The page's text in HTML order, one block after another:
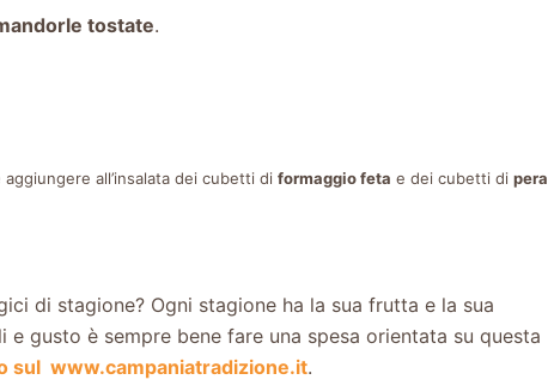
tostate.
all’insalata dei cubetti di formaggio feta e dei cubetti di pera
di stagione? Ogni stagione ha la sua frutta e la sua
gusto è sempre bene fare una spesa orientata su questa
sul www.campaniatradizione.it.